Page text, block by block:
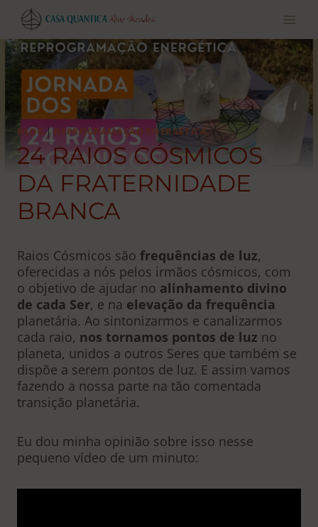
Pular
para
o
conteúdo
BLOG | REPROGRAMAÇÃO ENERGÉTICA
24 RAIOS CÓSMICOS
DA FRATERNIDADE
BRANCA
Raios Cósmicos são frequências de luz,
oferecidas a nós pelos irmãos cósmicos, com
o objetivo de ajudar no alinhamento divino
de cada Ser, e na elevação da frequência
planetária. Ao sintonizarmos e canalizarmos
cada raio, nos tornamos pontos de luz no
planeta, unidos a outros Seres que também se
dispõe a serem pontos de luz. E assim vamos
fazendo a nossa parte na tão comentada
transição planetária.
Eu dou minha opinião sobre isso nesse
pequeno vídeo de um minuto: